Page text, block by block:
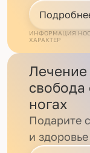
ИНФОРМАЦИЯ
ХАРАКТЕР
свобода
ногах
Подарите
и